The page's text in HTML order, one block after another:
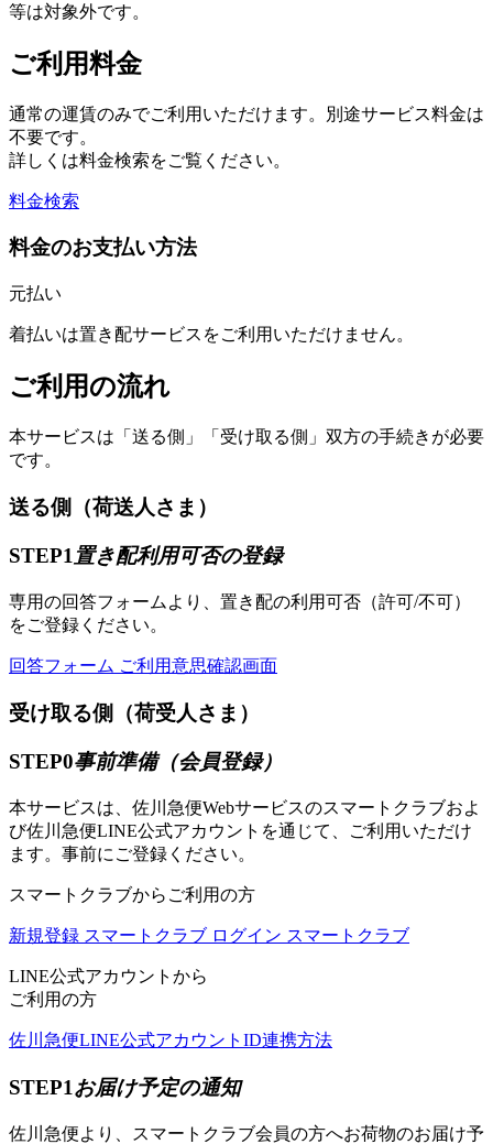
等は対象外です。
ご利用料金
通常の運賃のみでご利用いただけます。別途サービス料金は
不要です。
詳しくは料金検索をご覧ください。
料金検索
料金のお支払い方法
元払い
着払いは置き配サービスをご利用いただけません。
ご利用の流れ
本サービスは「送る側」「受け取る側」双方の手続きが必要
です。
送る側（荷送人さま）
STEP1置き配利用可否の登録
専用の回答フォームより、置き配の利用可否（許可/不可）
をご登録ください。
回答フォーム ご利用意思確認画面
受け取る側（荷受人さま）
STEP0事前準備（会員登録）
本サービスは、佐川急便Webサービスのスマートクラブおよ
び佐川急便LINE公式アカウントを通じて、ご利用いただけ
ます。事前にご登録ください。
スマートクラブからご利用の方
新規登録 スマートクラブ ログイン スマートクラブ
LINE公式アカウントから
ご利用の方
佐川急便LINE公式アカウントID連携方法
STEP1お届け予定の通知
佐川急便より、スマートクラブ会員の方へお荷物のお届け予